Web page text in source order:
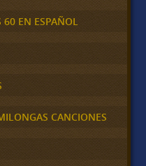
60 EN ESPAÑOL
CANCIONES